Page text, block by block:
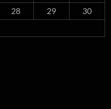
28 29
30